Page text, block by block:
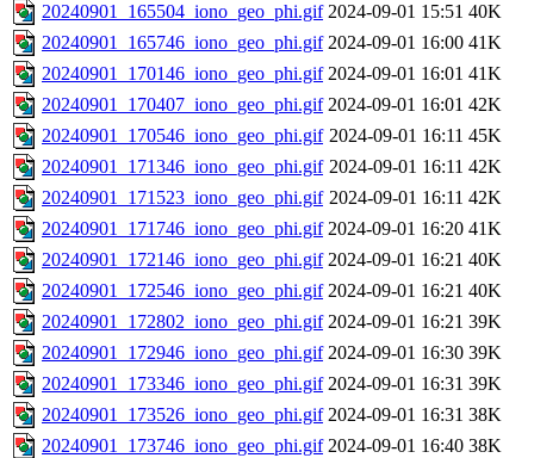
20240901_165504_iono_geo_phi.gif 2024-09-01 15:51 40K
20240901_165746_iono_geo_phi.gif 2024-09-01 16:00 41K
20240901_170146_iono_geo_phi.gif 2024-09-01 16:01 41K
20240901_170407_iono_geo_phi.gif 2024-09-01 16:01 42K
20240901_170546_iono_geo_phi.gif 2024-09-01 16:11 45K
20240901_171346_iono_geo_phi.gif 2024-09-01 16:11 42K
20240901_171523_iono_geo_phi.gif 2024-09-01 16:11 42K
20240901_171746_iono_geo_phi.gif 2024-09-01 16:20 41K
20240901_172146_iono_geo_phi.gif 2024-09-01 16:21 40K
20240901_172546_iono_geo_phi.gif 2024-09-01 16:21 40K
20240901_172802_iono_geo_phi.gif 2024-09-01 16:21 39K
20240901_172946_iono_geo_phi.gif 2024-09-01 16:30 39K
20240901_173346_iono_geo_phi.gif 2024-09-01 16:31 39K
20240901_173526_iono_geo_phi.gif 2024-09-01 16:31 38K
20240901_173746_iono_geo_phi.gif 2024-09-01 16:40 38K